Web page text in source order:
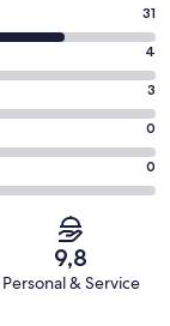
31
4
3
0
0
9,8
Personal & Service